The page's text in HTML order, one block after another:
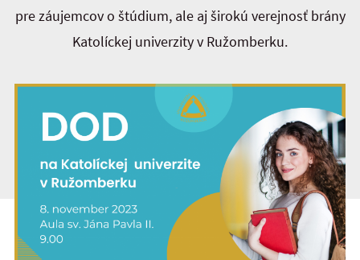
pre záujemcov o štúdium, ale aj širokú verejnosť brány
Katolíckej univerzity v Ružomberku.